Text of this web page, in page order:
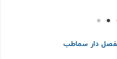
دار سماطب